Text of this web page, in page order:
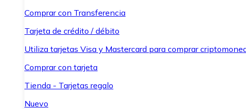
Comprar con Transferencia
Tarjeta de crédito / débito
Utiliza tarjetas Visa y Mastercard para comprar
Comprar con tarjeta
Tienda - Tarjetas regalo
Nuevo